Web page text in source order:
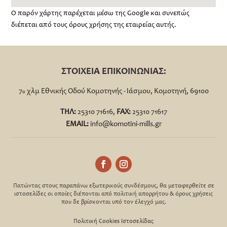
Ο παρόν χάρτης παρέχεται μέσω της Google και συνεπώς
διέπεται από τους όρους χρήσης της εταιρείας αυτής.
ΣΤΟΙΧΕΙΑ ΕΠΙΚΟΙΝΩΝΙΑΣ:
7ο χλμ Εθνικής Οδού Κομοτηνής - Ιάσμου, Κομοτηνή, 69100
ΤΗΛ:25310 71616, FΑΧ:25310 71617
EMAIL: info@komotini-mills.gr
Πατώντας στους παραπάνω εξωτερικούς συνδέσμους, θα μεταφερθείτε σε
ιστοσελίδες οι οποίες διέπονται από πολιτική απορρήτου & όρους χρήσεις
που δε βρίσκονται υπό τον έλεγχό μας.
Πολιτική Cookies Ιστοσελίδας